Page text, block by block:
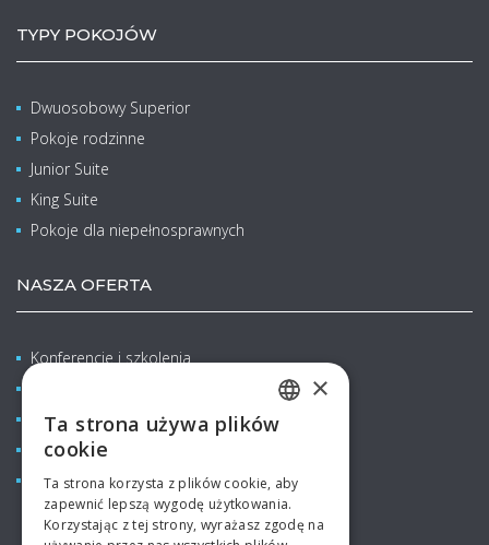
TYPY POKOJÓW
Dwuosobowy Superior
Pokoje rodzinne
Junior Suite
King Suite
Pokoje dla niepełnosprawnych
NASZA OFERTA
Konferencje i szkolenia
Rodzinne pobyty z dziećmi
Restauracje & Bary
Aquapark
GERMAN
SPANISH
×
Ta strona używa plików
cookie
Ta strona korzysta z plików cookie, aby
zapewnić lepszą wygodę użytkowania.
Korzystając z tej strony, wyrażasz zgodę na